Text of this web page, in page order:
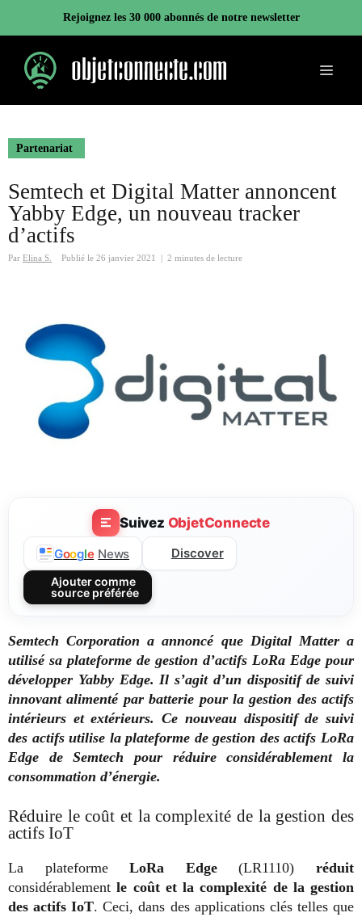
contenu
Rejoignez les 30 000 abonnés de notre newsletter
Menu
Partenariat
Semtech et Digital Matter annoncent
Yabby Edge, un nouveau tracker
d’actifs
Par Elina S. Publié le 26 janvier 2021 2 minutes de lecture
Suivez ObjetConnecte
Google News Discover
Ajouter comme
source préférée
Semtech Corporation a annoncé que Digital Matter a
utilisé sa plateforme de gestion d’actifs LoRa Edge pour
développer Yabby Edge. Il s’agit d’un dispositif de suivi
innovant alimenté par batterie pour la gestion des actifs
intérieurs et extérieurs. Ce nouveau dispositif de suivi
des actifs utilise la plateforme de gestion des actifs LoRa
Edge de Semtech pour réduire considérablement la
consommation d’énergie.
Réduire le coût et la complexité de la gestion des
actifs IoT
La plateformeLoRa Edge(LR1110)réduit
considérablement le coût et la complexité de la gestion
des actifs IoT. Ceci, dans des applications clés telles que